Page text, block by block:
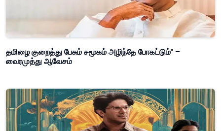
தமிழை குறைத்து பேசும் சமூகம் அழிந்தே போகட்டும்" –
வைரமுத்து ஆவேசம்